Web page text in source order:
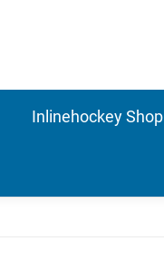
Inlinehockey Shop